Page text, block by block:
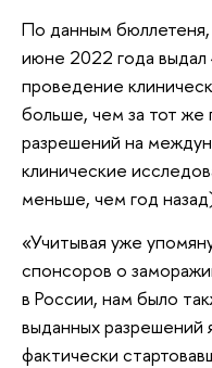
По данным
июне 2022 года выдал
проведение
больше, чем за тот
разрешений на
клинические
меньше, чем год
«Учитывая уже
спонсоров о
в России, нам было
выданных разрешений
фактически